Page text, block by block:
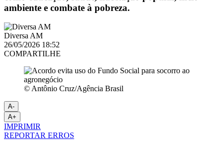
ambiente e combate à pobreza.
Diversa AM
26/05/2026 18:52
COMPARTILHE
© Antônio Cruz/Agência Brasil
A-
A+
IMPRIMIR
REPORTAR ERROS